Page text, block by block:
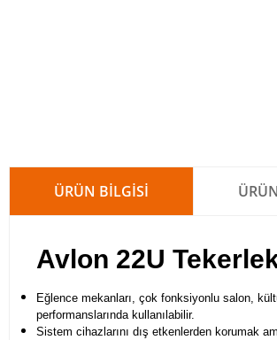
ÜRÜN BILGISI
Avlon 22U
Eğlence mekanları, çok fonksiyonlu salon,
performanslarında kullanılabilir.
Sistem cihazlarını dış etkenlerden korumak